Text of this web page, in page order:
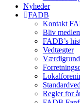
Nyheder
FADB
Kontakt
Bliv
FADB’s
Vedtægter
Regler for